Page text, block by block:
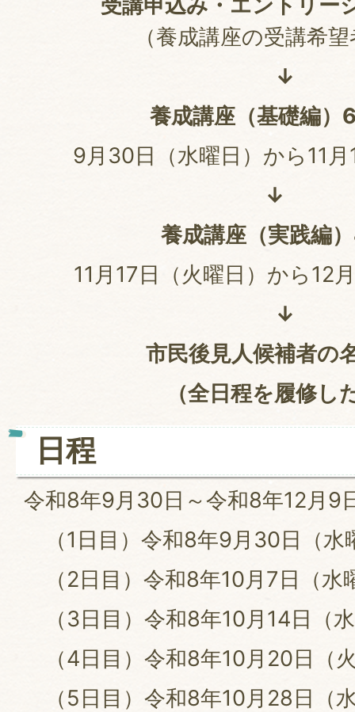
（養成講座の受講希
↓
養成講座（基礎編
9月30日（水曜日）から11月
↓
養成講座（実践編
11月17日（火曜日）から12
↓
市民後見人候補者の
（全日程を履修し
日程
令和8年9月30日～令和8年12月
（1日目）令和8年9月30日
（2日目）令和8年10月7日（
（3日目）令和8年10月14日
（4日目）令和8年10月20日
（5日目）令和8年10月28日（